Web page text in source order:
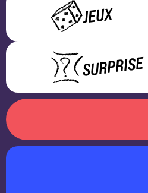
JEUX
SURPRISE